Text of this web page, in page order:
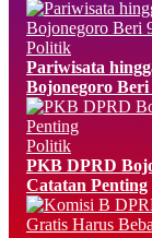
Politik
Pariwisata
Bojonegoro
Politik
PKB DPRD
Catatan Penting